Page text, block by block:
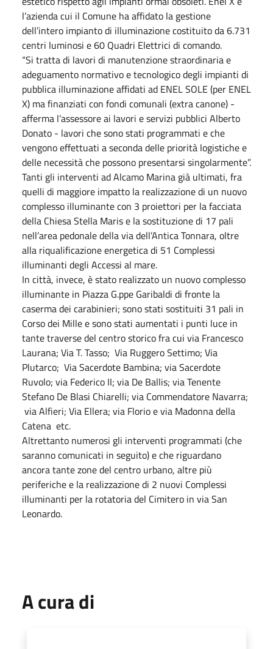
l’azienda cui il Comune ha affidato la gestione
dell’intero impianto di illuminazione costituito da 6.731
centri luminosi e 60 Quadri Elettrici di comando.
“Si tratta di lavori di manutenzione straordinaria e
adeguamento normativo e tecnologico degli impianti di
pubblica illuminazione affidati ad ENEL SOLE (per ENEL
X) ma finanziati con fondi comunali (extra canone) -
afferma l’assessore ai lavori e servizi pubblici Alberto
Donato - lavori che sono stati programmati e che
vengono effettuati a seconda delle priorità logistiche e
delle necessità che possono presentarsi singolarmente”.
Tanti gli interventi ad Alcamo Marina già ultimati, fra
quelli di maggiore impatto la realizzazione di un nuovo
complesso illuminante con 3 proiettori per la facciata
della Chiesa Stella Maris e la sostituzione di 17 pali
nell’area pedonale della via dell’Antica Tonnara, oltre
alla riqualificazione energetica di 51 Complessi
illuminanti degli Accessi al mare.
In città, invece, è stato realizzato un nuovo complesso
illuminante in Piazza G.ppe Garibaldi di fronte la
caserma dei carabinieri; sono stati sostituiti 31 pali in
Corso dei Mille e sono stati aumentati i punti luce in
tante traverse del centro storico fra cui via Francesco
Laurana; Via T. Tasso; Via Ruggero Settimo; Via
Plutarco; Via Sacerdote Bambina; via Sacerdote
Ruvolo; via Federico II; via De Ballis; via Tenente
Stefano De Blasi Chiarelli; via Commendatore Navarra;
via Alfieri; Via Ellera; via Florio e via Madonna della
Catena etc.
Altrettanto numerosi gli interventi programmati (che
saranno comunicati in seguito) e che riguardano
ancora tante zone del centro urbano, altre più
periferiche e la realizzazione di 2 nuovi Complessi
illuminanti per la rotatoria del Cimitero in via San
Leonardo.
A cura di